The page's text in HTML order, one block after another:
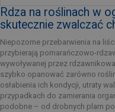
Rdza na roślinach w
skutecznie zwalczać
Niepozorne przebarwienia na
przybierają pomarańczowo-
wywoływanej przez
szybko opanować zarówno
osłabienia ich kondycji, utraty
przypadkach do zamierania
podobne – od drobnych plam